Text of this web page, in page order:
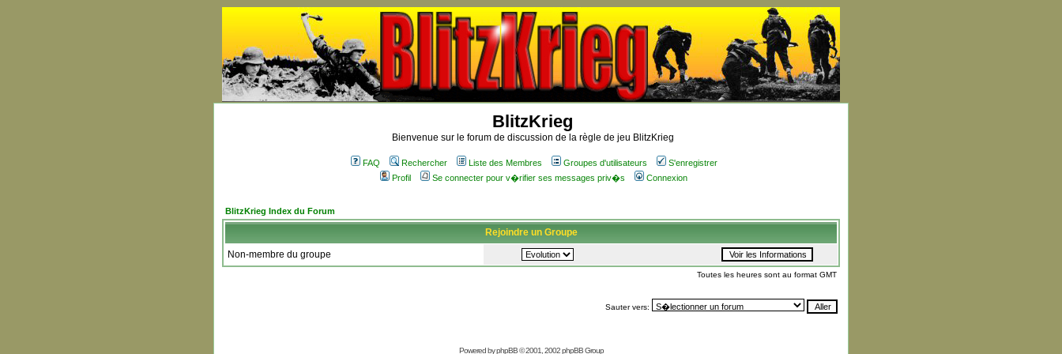
BlitzKrieg
Bienvenue sur le forum de discussion de la règle de jeu BlitzKrieg
FAQ Rechercher Liste des Membres Groupes d'utilisateurs
S'enregistrer
Profil
Se connecter pour v�rifier ses messages priv�s Connexion
BlitzKrieg Index du Forum
Rejoindre un Groupe
Non-membre du groupe
Toutes les heures sont au format GMT
Sauter vers:
Powered byphpBB© 2001, 2002 phpBB Group